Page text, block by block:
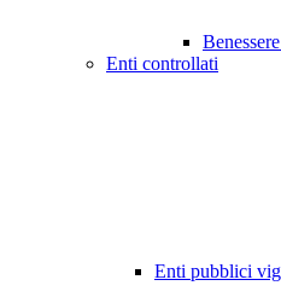
Enti controllati
Enti pubblici